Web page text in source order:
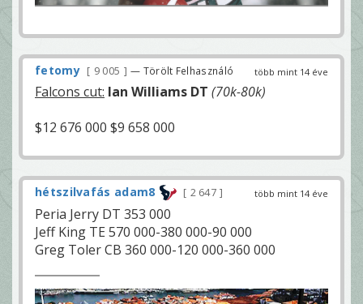
több mint 14 éve
fetomy 9 005 — Törölt Felhasználó
Falcons cut: Ian Williams DT (70k-80k)
$12 676 000 $9 658 000
több mint 14 éve
hétszilvafás adam8 2 647
Peria Jerry DT 353 000
Jeff King TE 570 000-380 000-90 000
Greg Toler CB 360 000-120 000-360 000